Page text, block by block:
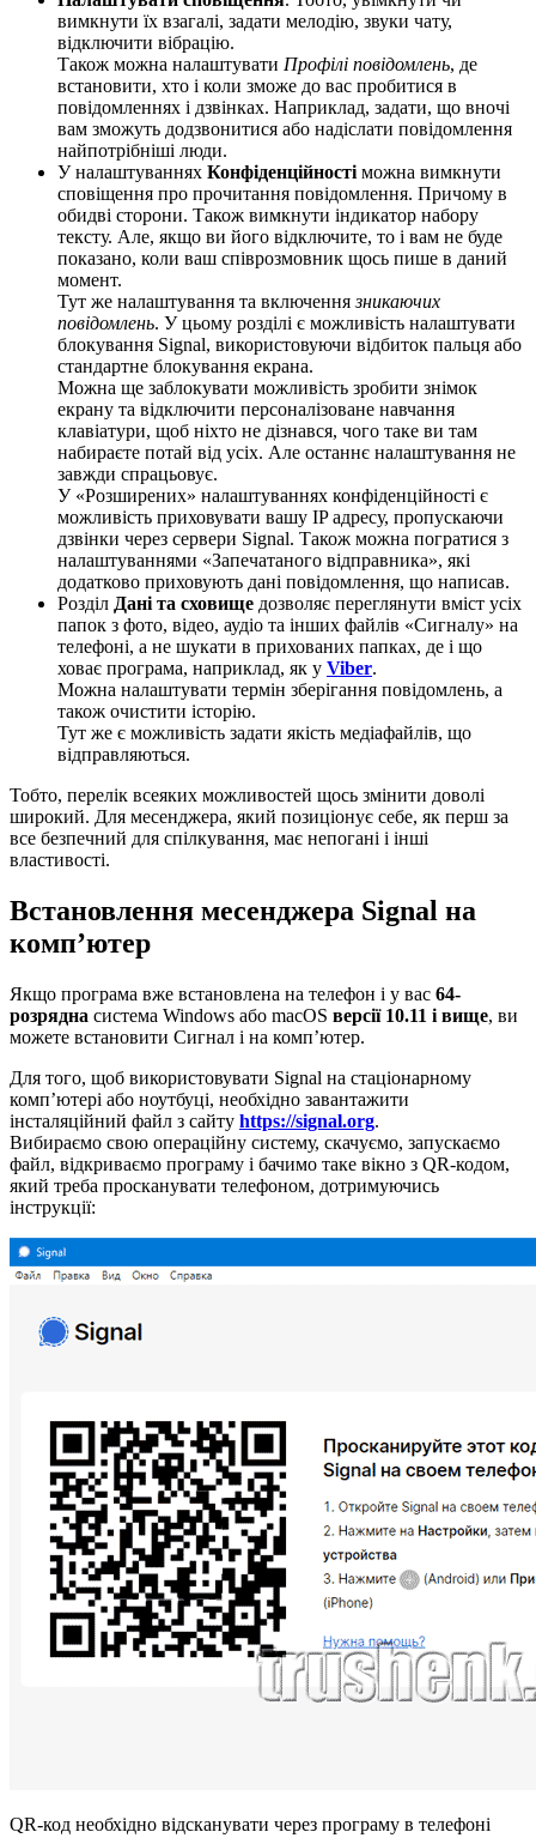
вимкнути їх взагалі, задати мелодію, звуки чату,
відключити вібрацію.
Також можна налаштувати Профілі повідомлень, де
встановити, хто і коли зможе до вас пробитися в
повідомленнях і дзвінках. Наприклад, задати, що вночі
вам зможуть додзвонитися або надіслати повідомлення
найпотрібніші люди.
У налаштуваннях Конфіденційності можна вимкнути
сповіщення про прочитання повідомлення. Причому в
обидві сторони. Також вимкнути індикатор набору
тексту. Але, якщо ви його відключите, то і вам не буде
показано, коли ваш співрозмовник щось пише в даний
момент.
Тут же налаштування та включеннязникаючих
повідомлень. У цьому розділі є можливість налаштувати
блокування Signal, використовуючи відбиток пальця або
стандартне блокування екрана.
Можна ще заблокувати можливість зробити знімок
екрану та відключити персоналізоване навчання
клавіатури, щоб ніхто не дізнався, чого таке ви там
набираєте потай від усіх. Але останнє налаштування не
завжди спрацьовує.
У «Розширених» налаштуваннях конфіденційності є
можливість приховувати вашу IP адресу, пропускаючи
дзвінки через сервери Signal. Також можна погратися з
налаштуваннями «Запечатаного відправника», які
додатково приховують дані повідомлення, що написав.
Розділ Дані та сховище дозволяє переглянути вміст усіх
папок з фото, відео, аудіо та інших файлів «Сигналу» на
телефоні, а не шукати в прихованих папках, де і що
ховає програма, наприклад, як у Viber.
Можна налаштувати термін зберігання повідомлень, а
також очистити історію.
Тут же є можливість задати якість медіафайлів, що
відправляються.
Тобто, перелік всеяких можливостей щось змінити доволі
широкий. Для месенджера, який позиціонує себе, як перш за
все безпечний для спілкування, має непогані і інші
властивості.
Встановлення месенджера Signal на
комп’ютер
Якщо програма вже встановлена на телефон і у вас 64-
розрядна система Windows або macOS версії 10.11 і вище, ви
можете встановити Сигнал і на комп’ютер.
Для того, щоб використовувати Signal на стаціонарному
комп’ютері або ноутбуці, необхідно завантажити
інсталяційний файл з сайту https://signal.org.
Вибираємо свою операційну систему, скачуємо, запускаємо
файл, відкриваємо програму і бачимо таке вікно з QR-кодом,
який треба просканувати телефоном, дотримуючись
інструкції:
QR-код необхідно відсканувати через програму в телефоні